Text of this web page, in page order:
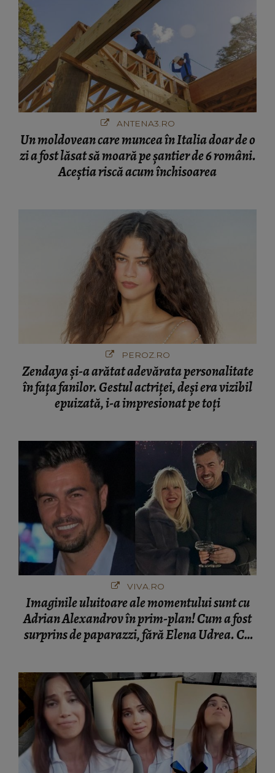
ANTENA3.RO
Un moldovean care muncea în Italia doar de o
zi a fost lăsat să moară pe şantier de 6 români.
Aceștia riscă acum închisoarea
PEROZ.RO
Zendaya și-a arătat adevărata personalitate
în fața fanilor. Gestul actriței, deși era vizibil
epuizată, i-a impresionat pe toți
VIVA.RO
Imaginile uluitoare ale momentului sunt cu
Adrian Alexandrov în prim-plan! Cum a fost
surprins de paparazzi, fără Elena Udrea. Cu